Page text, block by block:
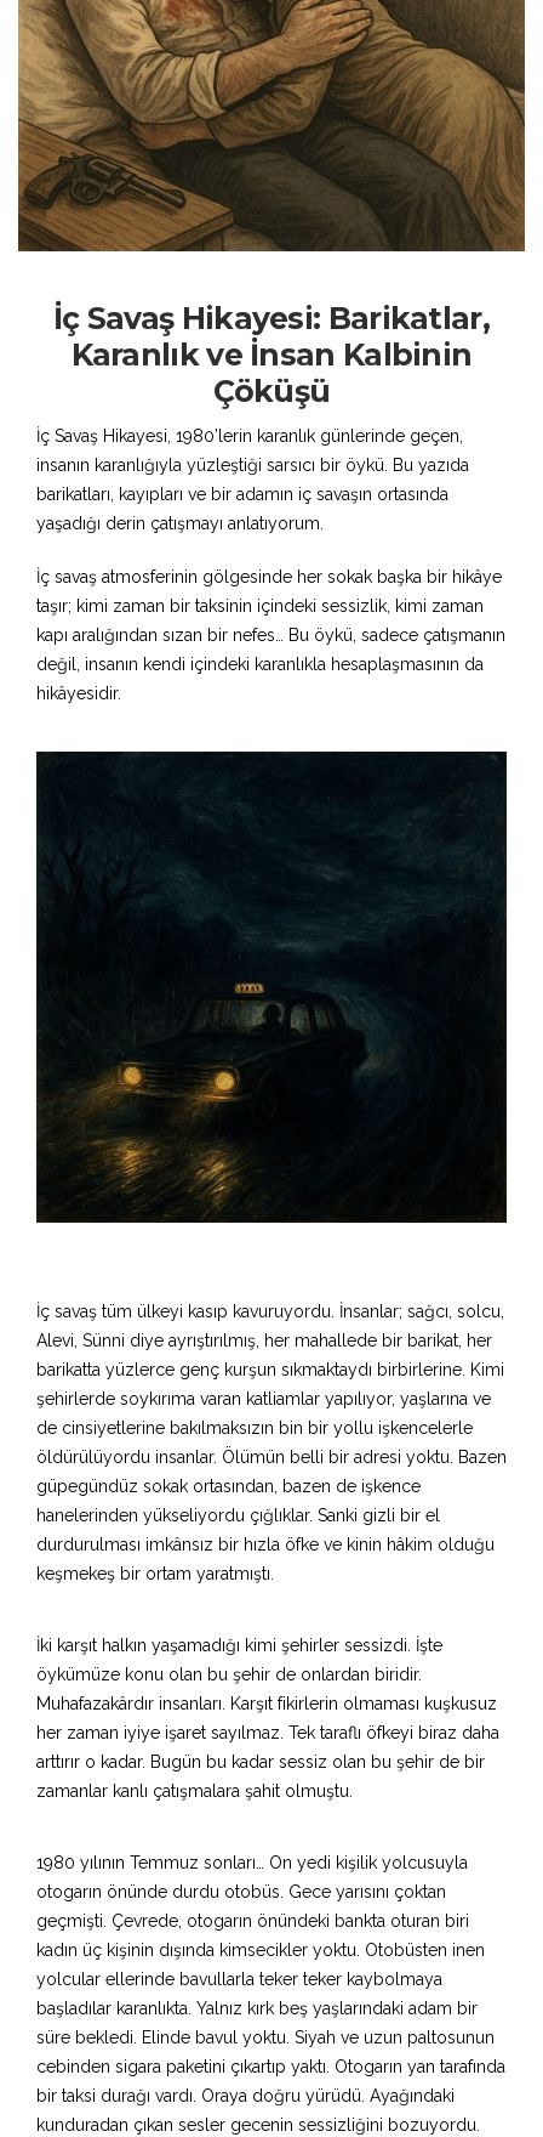
İç Savaş Hikayesi: Barikatlar,
Karanlık ve İnsan Kalbinin
Çöküşü
İç Savaş Hikayesi, 1980’lerin karanlık günlerinde geçen,
insanın karanlığıyla yüzleştiği sarsıcı bir öykü. Bu yazıda
barikatları, kayıpları ve bir adamın iç savaşın ortasında
yaşadığı derin çatışmayı anlatıyorum.
İç savaş atmosferinin gölgesinde her sokak başka bir hikâye
taşır; kimi zaman bir taksinin içindeki sessizlik, kimi zaman
kapı aralığından sızan bir nefes… Bu öykü, sadece çatışmanın
değil, insanın kendi içindeki karanlıkla hesaplaşmasının da
hikâyesidir.
İç savaş tüm ülkeyi kasıp kavuruyordu. İnsanlar; sağcı, solcu,
Alevi, Sünni diye ayrıştırılmış, her mahallede bir barikat, her
barikatta yüzlerce genç kurşun sıkmaktaydı birbirlerine. Kimi
şehirlerde soykırıma varan katliamlar yapılıyor, yaşlarına ve
de cinsiyetlerine bakılmaksızın bin bir yollu işkencelerle
öldürülüyordu insanlar. Ölümün belli bir adresi yoktu. Bazen
güpegündüz sokak ortasından, bazen de işkence
hanelerinden yükseliyordu çığlıklar. Sanki gizli bir el
durdurulması imkânsız bir hızla öfke ve kinin hâkim olduğu
keşmekeş bir ortam yaratmıştı.
İki karşıt halkın yaşamadığı kimi şehirler sessizdi. İşte
öykümüze konu olan bu şehir de onlardan biridir.
Muhafazakârdır insanları. Karşıt fikirlerin olmaması kuşkusuz
her zaman iyiye işaret sayılmaz. Tek taraflı öfkeyi biraz daha
arttırır o kadar. Bugün bu kadar sessiz olan bu şehir de bir
zamanlar kanlı çatışmalara şahit olmuştu.
1980 yılının Temmuz sonları… On yedi kişilik yolcusuyla
otogarın önünde durdu otobüs. Gece yarısını çoktan
geçmişti. Çevrede, otogarın önündeki bankta oturan biri
kadın üç kişinin dışında kimsecikler yoktu. Otobüsten inen
yolcular ellerinde bavullarla teker teker kaybolmaya
başladılar karanlıkta. Yalnız kırk beş yaşlarındaki adam bir
süre bekledi. Elinde bavul yoktu. Siyah ve uzun paltosunun
cebinden sigara paketini çıkartıp yaktı. Otogarın yan tarafında
bir taksi durağı vardı. Oraya doğru yürüdü. Ayağındaki
kunduradan çıkan sesler gecenin sessizliğini bozuyordu.